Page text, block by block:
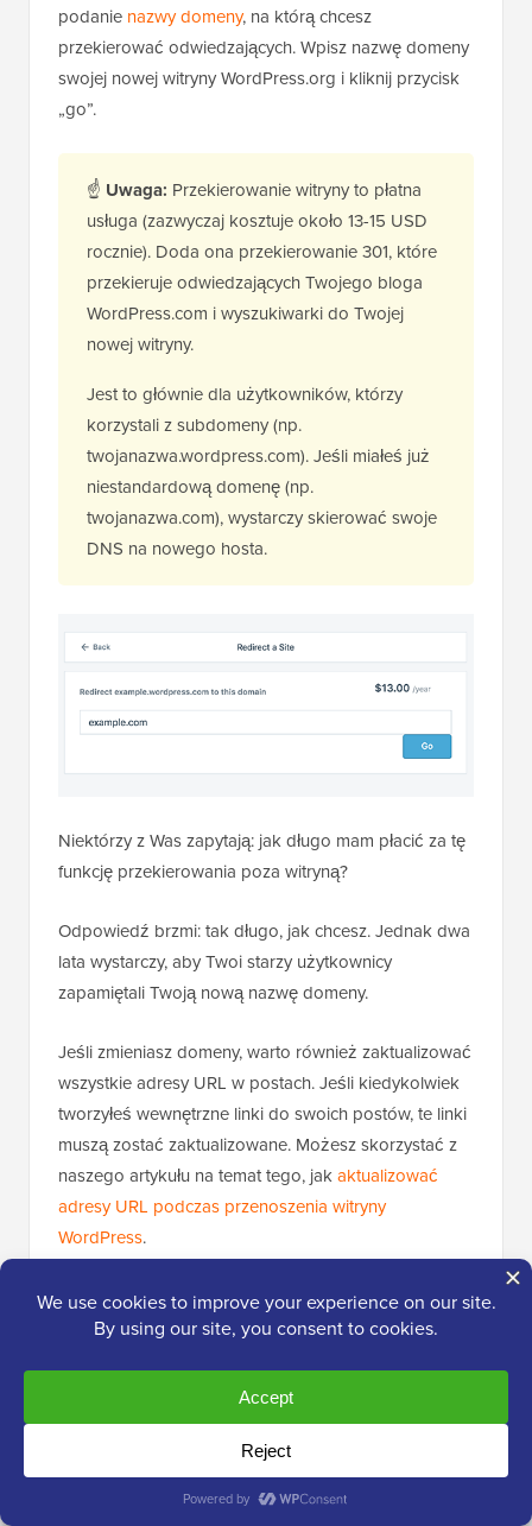
podanie nazwy domeny, na którą chcesz
przekierować odwiedzających. Wpisz nazwę domeny
swojej nowej witryny WordPress.org i kliknij przycisk
„go”.
☝ Uwaga: Przekierowanie witryny to płatna
usługa (zazwyczaj kosztuje około 13-15 USD
rocznie). Doda ona przekierowanie 301, które
przekieruje odwiedzających Twojego bloga
WordPress.com i wyszukiwarki do Twojej
nowej witryny.
Jest to głównie dla użytkowników, którzy
korzystali z subdomeny (np.
twojanazwa.wordpress.com). Jeśli miałeś już
niestandardową domenę (np.
twojanazwa.com), wystarczy skierować swoje
DNS na nowego hosta.
Niektórzy z Was zapytają: jak długo mam płacić za tę
funkcję przekierowania poza witryną?
Odpowiedź brzmi: tak długo, jak chcesz. Jednak dwa
lata wystarczy, aby Twoi starzy użytkownicy
zapamiętali Twoją nową nazwę domeny.
Jeśli zmieniasz domeny, warto również zaktualizować
wszystkie adresy URL w postach. Jeśli kiedykolwiek
tworzyłeś wewnętrzne linki do swoich postów, te linki
muszą zostać zaktualizowane. Możesz skorzystać z
naszego artykułu na temat tego, jakaktualizować
adresy URL podczas przenoszenia witryny
WordPress.
Jeśli masz niestandardową domenę w
WordPress.com, nie musisz się martwić. Po prostu
wszystkie korzyści SEO.
Samouczek wideo
Potrzebujesz zobaczyć proces w jeszcze większym